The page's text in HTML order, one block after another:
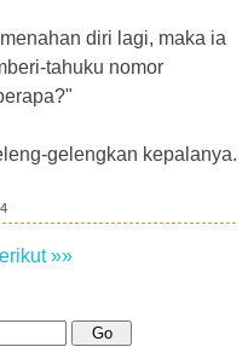
diri lagi, maka ia
tahuku nomor
gelengkan kepalanya.
»»